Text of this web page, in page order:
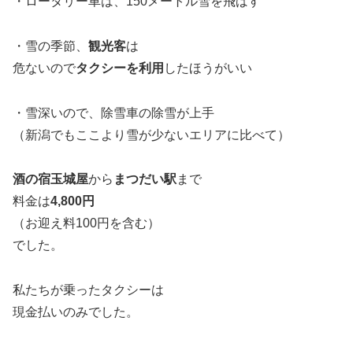
・雪の季節、 観光客は
危ないのでタクシーを利用 したほうがいい
・雪深いので、除雪車の除雪が上手
（新潟でもここより雪が少ないエリアに比べて）
酒の宿玉城屋から まつだい駅 まで
料金は4,800円
（お迎え料100円を含む）
でした。
私たちが乗ったタクシーは
現金払いのみでした。